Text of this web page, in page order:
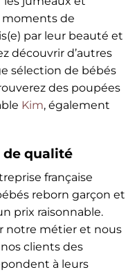
moments de
par leur beauté et
découvrir d’autres
sélection de bébés
des poupées
Kim, également
de qualité
française
reborn garçon et
prix raisonnable.
notre métier et nous
clients des
à leurs